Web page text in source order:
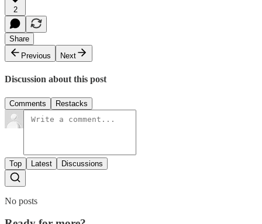
2
Share
Previous
Next
Discussion about this post
Comments Restacks
Top Latest Discussions
No posts